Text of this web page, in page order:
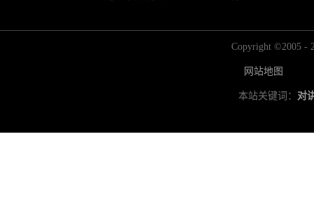
Copyright ©2005 -
网站地图
本站关键词： 对